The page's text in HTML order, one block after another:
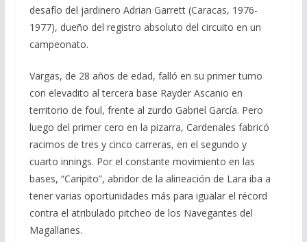
desafío del jardinero Adrian Garrett (Caracas, 1976-
1977), dueño del registro absoluto del circuito en un
campeonato.
Vargas, de 28 años de edad, falló en su primer turno
con elevadito al tercera base Rayder Ascanio en
territorio de foul, frente al zurdo Gabriel García. Pero
luego del primer cero en la pizarra, Cardenales fabricó
racimos de tres y cinco carreras, en el segundo y
cuarto innings. Por el constante movimiento en las
bases, “Caripito”, abridor de la alineación de Lara iba a
tener varias oportunidades más para igualar el récord
contra el atribulado pitcheo de los Navegantes del
Magallanes.